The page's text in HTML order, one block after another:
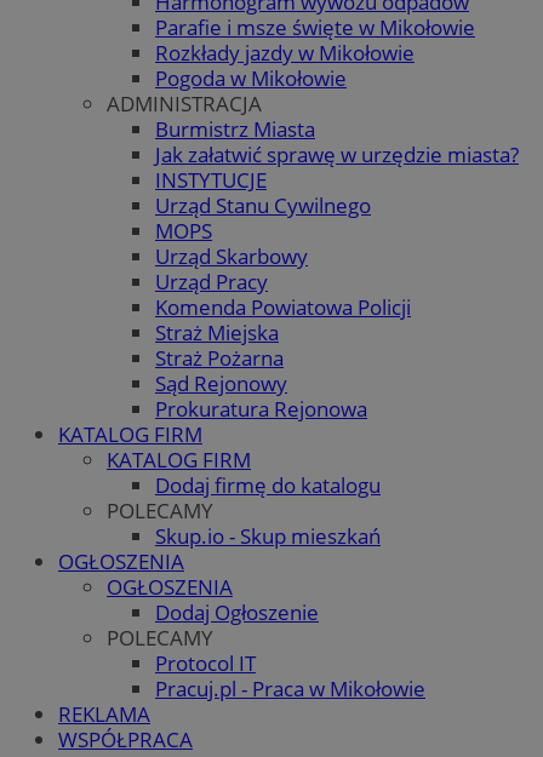
Parafie i msze święte w Mikołowie
Rozkłady jazdy w Mikołowie
Pogoda w Mikołowie
ADMINISTRACJA
Burmistrz Miasta
Jak załatwić sprawę w urzędzie miasta?
INSTYTUCJE
Urząd Stanu Cywilnego
MOPS
Urząd Skarbowy
Urząd Pracy
Komenda Powiatowa Policji
Straż Miejska
Straż Pożarna
Sąd Rejonowy
Prokuratura Rejonowa
KATALOG FIRM
KATALOG FIRM
Dodaj firmę do katalogu
POLECAMY
Skup.io - Skup mieszkań
OGŁOSZENIA
OGŁOSZENIA
Dodaj Ogłoszenie
POLECAMY
Protocol IT
Pracuj.pl - Praca w Mikołowie
REKLAMA
WSPÓŁPRACA